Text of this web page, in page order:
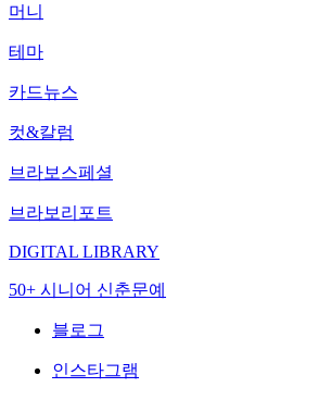
머니
테마
카드뉴스
컷&칼럼
브라보스페셜
브라보리포트
DIGITAL LIBRARY
50+ 시니어 신춘문예
블로그
인스타그램